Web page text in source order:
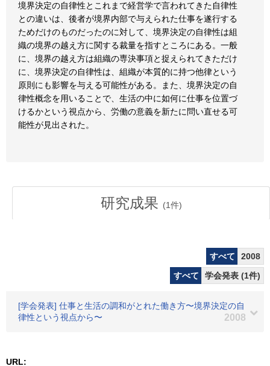
境界決定の自律性とこれまで経営学で言われてきた自律性
との違いは、後者が境界内部で与えられた仕事を遂行する
ためだけのものだったのに対して、境界決定の自律性は組
織の境界の越え方に関する裁量を指すところにある。一般
に、境界の越え方は組織の専決事項と捉えられてきただけ
に、境界決定の自律性は、組織が本質的に持つ他律という
原則にも影響を与える可能性がある。また、境界決定の自
律性概念を用いることで、生活の中に如何に仕事を位置づ
けるかという視点から、労働の意義を新たに問い直せる可
能性が見出された。
研究成果 (1件)
すべて
2008
すべて
学会発表 (1件)
[学会発表] 仕事と生活の調和がとれた働き方〜境界決定の自
律性という視点から〜
2008
URL: